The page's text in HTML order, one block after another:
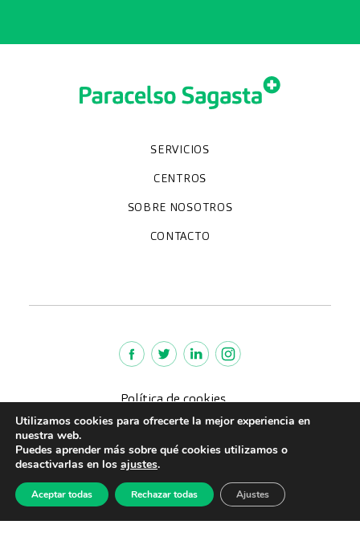
SERVICIOS
Especialidades
Diagnóstico por la imagen
Chequeos y revisiones médicas
CENTROS
Policlínica Sagasta
Paracelso Diagnóstico Médico
SOBRE NOSOTROS
Quiénes somos
Trabaja con nosotros
Noticias
Preguntas frecuentes
CONTACTO
CreuBlanca © 2022 |
Política de cookies
Aviso legal
Política de calidad
Utilizamos cookies para ofrecerte la mejor experiencia en
nuestra web.
Puedes aprender más sobre qué cookies utilizamos o
desactivarlas en los ajustes.
Aceptar todas Rechazar todas Ajustes